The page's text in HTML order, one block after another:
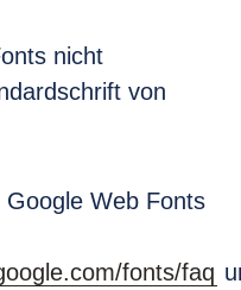
nicht
von
Web Fonts
fonts/faq